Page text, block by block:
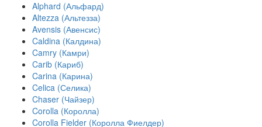
Alphard (Альфард)
Altezza (Альтезза)
Avensis (Авенсис)
Caldina (Калдина)
Camry (Камри)
Carib (Кариб)
Carina (Карина)
Celica (Селика)
Chaser (Чайзер)
Corolla (Королла)
Corolla Fielder (Королла Фиелдер)